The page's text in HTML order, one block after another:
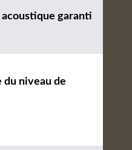
acoustique garanti
niveau de